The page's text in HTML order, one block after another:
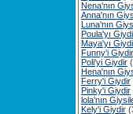
Nena'nın
Anna'nın
Luna'nın
Poula'yı
Maya'yı
Funny'i Giydir
Poli'yi Giydir
Hena'nın
Ferry'i Giydir
Pinky'i Giydir
lola'nın
Kely'i Giydir